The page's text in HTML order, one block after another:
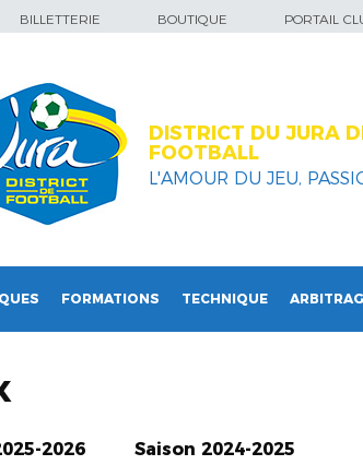
BILLETTERIE BOUTIQUE PORTAIL
DISTRICT DU JURA
FOOTBALL
L'AMOUR DU JEU,
FORMATIONS TECHNIQUE
2026 Saison 2024-2025